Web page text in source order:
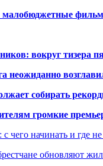
вокруг тизера
собирать
громкие
чего начинать и где
обновляют